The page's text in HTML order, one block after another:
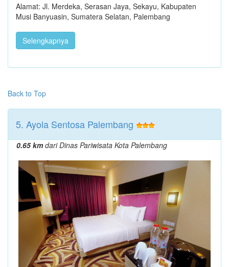
Alamat: Jl. Merdeka, Serasan Jaya, Sekayu, Kabupaten
Musi Banyuasin, Sumatera Selatan, Palembang
Selengkapnya
Back to Top
5. Ayola Sentosa Palembang
0.65 kmdari Dinas Pariwisata Kota Palembang